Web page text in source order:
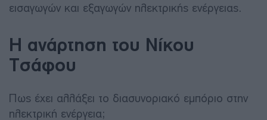
εισαγωγών και εξαγωγών ηλεκτρικής ενέργειας.
Η ανάρτηση του Νίκου
Τσάφου
Πως έχει αλλάξει το διασυνοριακό εμπόριο στην
ηλεκτρική ενέργεια;